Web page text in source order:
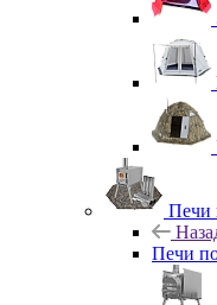
Печи
Печи